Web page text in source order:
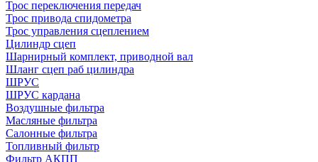
Трос переключения передач
Трос привода спидометра
Трос управления сцеплением
Цилиндр сцеп
Шарнирный комплект, приводной вал
Шланг сцеп раб цилиндра
ШРУС
ШРУС кардана
Воздушные фильтра
Масляные фильтра
Салонные фильтра
Топливный фильтр
Фильтр АКПП